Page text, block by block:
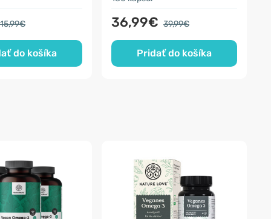
15,99€
do košíka
36,99€ 39,99€
Pridať do košíka